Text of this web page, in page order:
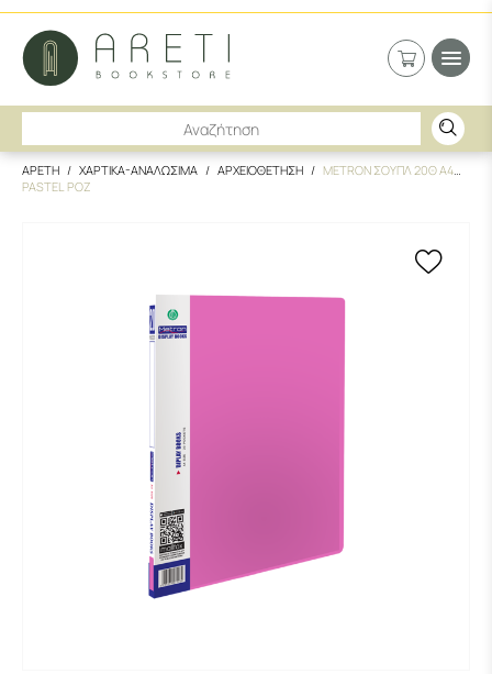
ΑΡΕΤΗ ΧΑΡΤΙΚΑ-ΑΝΑΛΩΣΙΜΑ ΑΡΧΕΙΟΘΕΤΗΣΗ
METRON ΣΟΥΠΛ 20Θ Α4
PASTEL ΡΟΖ